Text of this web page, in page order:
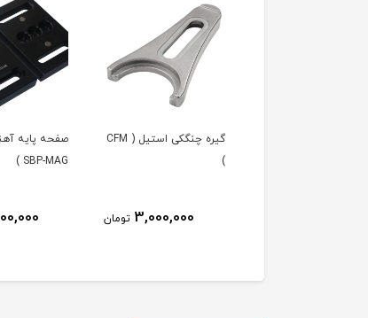
گیره چنگکی استیل ( CFM
)
3,000,000 تومان
صفحه پایه
SBP-MAG )